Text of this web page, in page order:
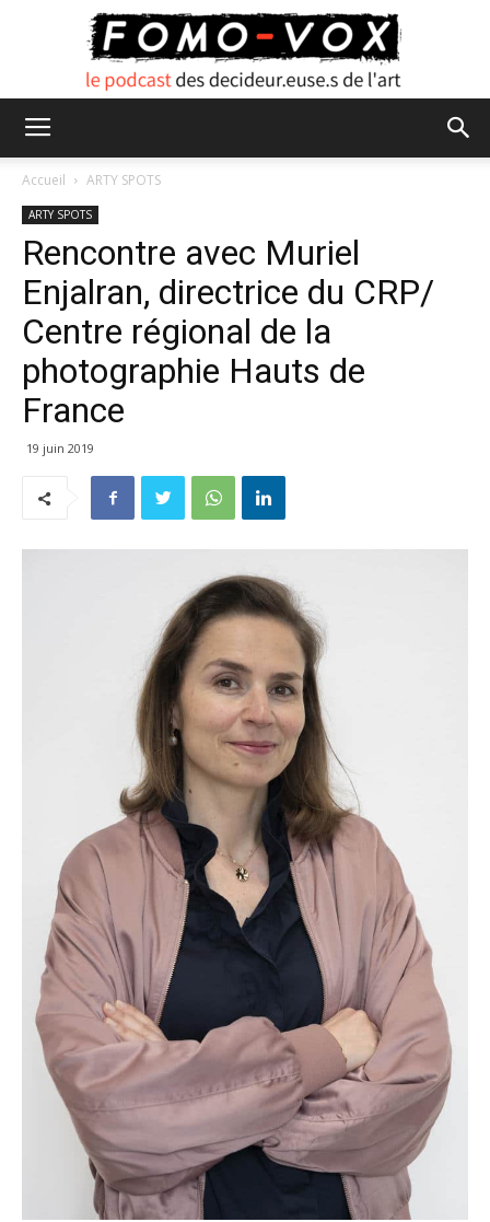
VOX
Accueil ARTY SPOTS
ARTY SPOTS
Rencontre avec Muriel
Enjalran, directrice du CRP/
Centre régional de la
photographie Hauts de
France
19 juin 2019